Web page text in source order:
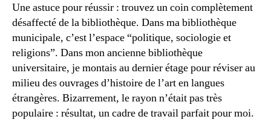
Une astuce pour réussir : trouvez un coin complètement
désaffecté de la bibliothèque. Dans ma bibliothèque
municipale, c’est l’espace “politique, sociologie et
religions”. Dans mon ancienne bibliothèque
universitaire, je montais au dernier étage pour réviser au
milieu des ouvrages d’histoire de l’art en langues
étrangères. Bizarrement, le rayon n’était pas très
populaire : résultat, un cadre de travail parfait pour moi.